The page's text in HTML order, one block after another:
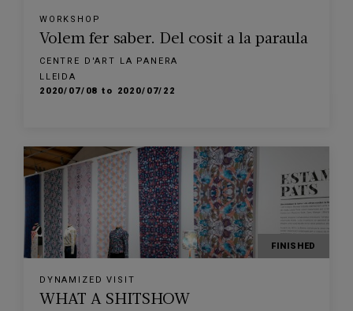
WORKSHOP
Volem fer saber. Del cosit a la paraula
CENTRE D'ART LA PANERA
LLEIDA
2020/07/08 to 2020/07/22
FINISHED
DYNAMIZED VISIT
WHAT A SHITSHOW